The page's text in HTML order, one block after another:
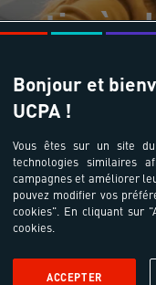
à
Bonjour et
UCPA !
Vous êtes sur un site
technologies similaires
campagnes et améliorer
pouvez modifier vos
cookies". En cliquant sur
cookies.
ACCEPTER